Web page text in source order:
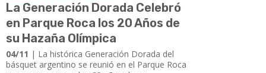
La Generación Dorada Celebró
en Parque Roca los 20 Años de
su Hazaña Olímpica
04/11 | La histórica Generación Dorada del
básquet argentino se reunió en el Parque Roca